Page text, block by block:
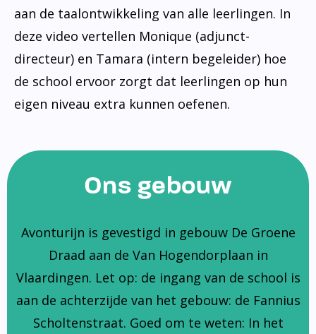
aan de taalontwikkeling van alle leerlingen. In
deze video vertellen Monique (adjunct-
directeur) en Tamara (intern begeleider) hoe
de school ervoor zorgt dat leerlingen op hun
eigen niveau extra kunnen oefenen.
Ons gebouw
Avonturijn is gevestigd in gebouw De Groene
Draad aan de Van Hogendorplaan in
Vlaardingen. Let op: de ingang van de school is
aan de achterzijde van het gebouw: de Fannius
Scholtenstraat. Goed om te weten: In het